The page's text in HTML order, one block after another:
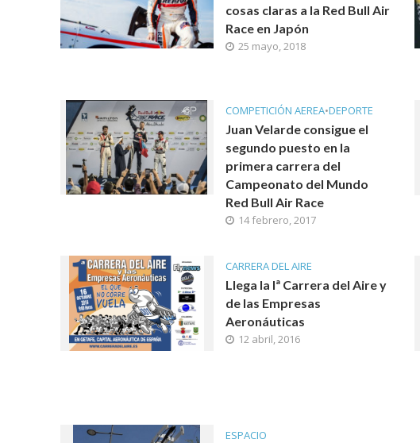
cosas claras a la Red Bull Air
Race en Japón
25 mayo, 2018
COMPETICIÓN AEREA•DEPORTE
Juan Velarde consigue el
segundo puesto en la
primera carrera del
Campeonato del Mundo
Red Bull Air Race
14 febrero, 2017
CARRERA DEL AIRE
Llega la Iª Carrera del Aire y
de las Empresas
Aeronáuticas
12 abril, 2016
ESPACIO